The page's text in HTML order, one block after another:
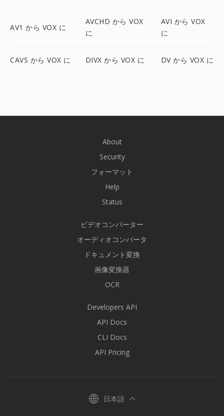
AV1 から VOX に
AVCHD から VOX
に
AVI から VOX
に
CAVS から VOX に DIVX から VOX に DV から VOX に
About
Security
フォーマット
Help
Status
ビデオコンバーター
オーディオコンバータ
ドキュメント変換
画像変換器
OCR
Developers API
API Docs
CLI Docs
API Pricing
日本語